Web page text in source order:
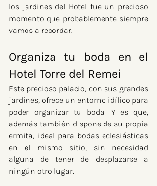
los jardines del Hotel fue un precioso
momento que probablemente siempre
vamos a recordar.
Organiza tu boda en el
Hotel Torre del Remei
Este precioso palacio, con sus grandes
jardines, ofrece un entorno idílico para
poder organizar tu boda. Y es que,
además también dispone de su propia
ermita, ideal para bodas eclesiásticas
en el mismo sitio, sin necesidad
alguna de tener de desplazarse a
ningún otro lugar.